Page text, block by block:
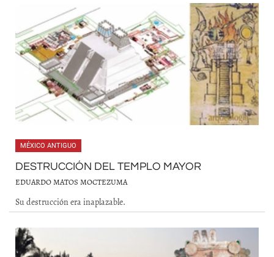
MÉXICO ANTIGUO
DESTRUCCIÓN DEL TEMPLO MAYOR
EDUARDO MATOS MOCTEZUMA
Su destrucción era inaplazable.